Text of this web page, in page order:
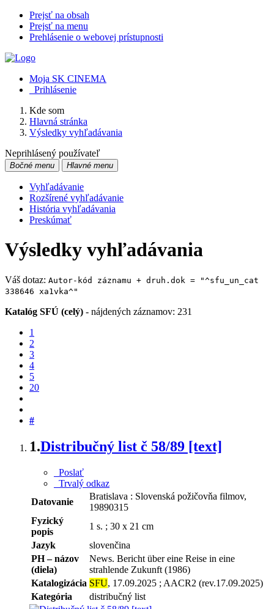
Prejsť na obsah
Prejsť na menu
Prehlásenie o webovej prístupnosti
Moja SK CINEMA
Prihlásenie
Kde som
Hlavná stránka
Výsledky vyhľadávania
Neprihlásený používateľ
Bočné menu Hlavné menu
Vyhľadávanie
Rozšírené vyhľadávanie
História vyhľadávania
Preskúmať
Výsledky vyhľadávania
Váš dotaz: Autor-kód záznamu + druh.dok = "^sfu_un_cat
338646 xa1vka^"
Katalóg SFÚ (celý) - nájdených záznamov: 231
1
2
3
4
5
20
#
1.Distribučný list č 58/89 [text]
Poslať
Trvalý odkaz
Datovanie
Bratislava : Slovenská požičovňa filmov,
19890315
Fyzický
popis
1 s. ; 30 x 21 cm
Jazyk
slovenčina
PH – názov
(diela)
News. Bericht über eine Reise in eine
strahlende Zukunft (1986)
Katalogizácia SFU, 17.09.2025 ; AACR2 (rev.17.09.2025)
Kategória
distribučný list